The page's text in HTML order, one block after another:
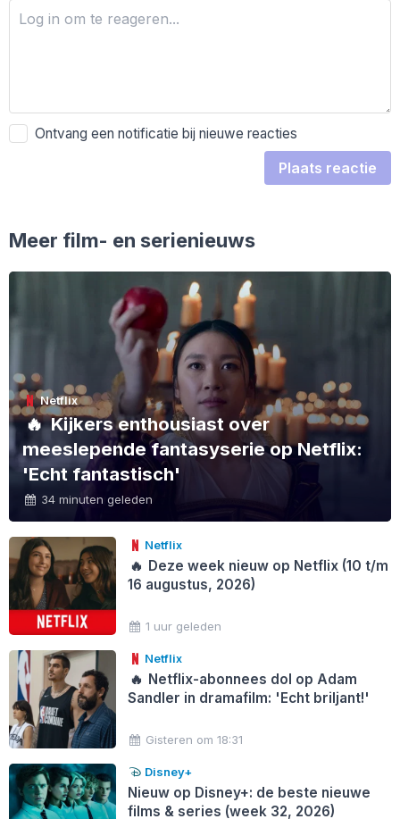
Ontvang een notificatie bij nieuwe reacties
Plaats reactie
Meer film- en serienieuws
Netflix
🔥Kijkers enthousiast over
meeslepende fantasyserie op Netflix:
'Echt fantastisch'
34 minuten geleden
Netflix
🔥 Deze week nieuw op Netflix (10 t/m
16 augustus, 2026)
1 uur geleden
Netflix
🔥 Netflix-abonnees dol op Adam
Sandler in dramafilm: 'Echt briljant!'
Gisteren om 18:31
Disney+
Nieuw op Disney+: de beste nieuwe
films & series (week 32, 2026)